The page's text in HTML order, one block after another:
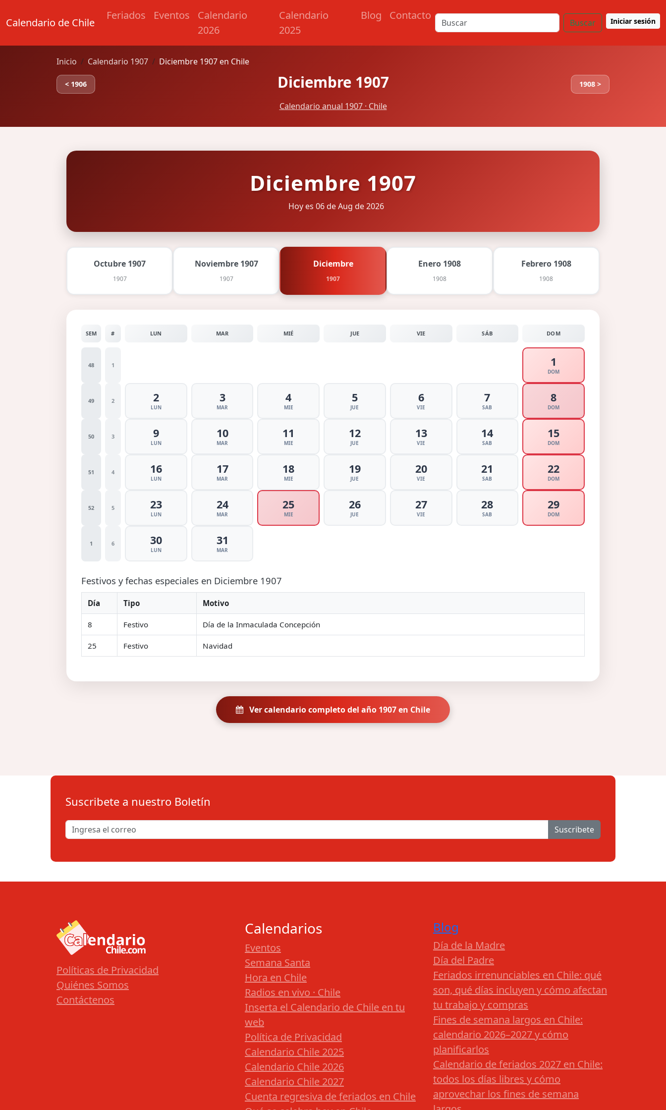
Calendario de Chile
Feriados Eventos
Calendario
2026
Calendario
2025
Blog Contacto
Buscar Iniciar sesión
Inicio Calendario 1907 Diciembre 1907 en Chile
< 1906 Diciembre 1907 1908 >
Calendario anual 1907 · Chile
Diciembre 1907
Hoy es 06 de Aug de 2026
Octubre 1907
1907
Noviembre 1907
1907
Diciembre
1907
Enero 1908
1908
Febrero 1908
1908
SEM # LUN MAR MIÉ JUE VIE SÁB DOM
48 1 1
DOM
49 2 2
LUN
3
MAR
4
MIE
5
JUE
6
VIE
7
SAB
8
DOM
50 3 9
LUN
10
MAR
11
MIE
12
JUE
13
VIE
14
SAB
15
DOM
51 4 16
LUN
17
MAR
18
MIE
19
JUE
20
VIE
21
SAB
22
DOM
52 5 23
LUN
24
MAR
25
MIE
26
JUE
27
VIE
28
SAB
29
DOM
1 6 30
LUN
31
MAR
Festivos y fechas especiales en Diciembre 1907
Día Tipo Motivo
8 Festivo Día de la Inmaculada Concepción
25 Festivo Navidad
Ver calendario completo del año 1907 en Chile
Suscribete a nuestro Boletín
Suscribete
Políticas de Privacidad
Quiénes Somos
Contáctenos
Calendarios
Eventos
Semana Santa
Hora en Chile
Radios en vivo · Chile
Inserta el Calendario de Chile en tu
web
Política de Privacidad
Calendario Chile 2025
Calendario Chile 2026
Calendario Chile 2027
Cuenta regresiva de feriados en Chile
Blog
Día de la Madre
Día del Padre
Feriados irrenunciables en Chile: qué
son, qué días incluyen y cómo afectan
tu trabajo y compras
Fines de semana largos en Chile:
calendario 2026–2027 y cómo
planificarlos
Calendario de feriados 2027 en Chile:
todos los días libres y cómo
aprovechar los fines de semana